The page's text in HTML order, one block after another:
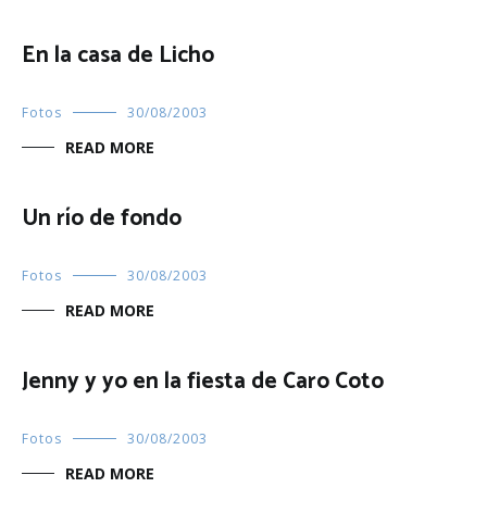
En la casa de Licho
Fotos 30/08/2003
READ MORE
Un río de fondo
Fotos 30/08/2003
READ MORE
Jenny y yo en la fiesta de Caro Coto
Fotos 30/08/2003
READ MORE